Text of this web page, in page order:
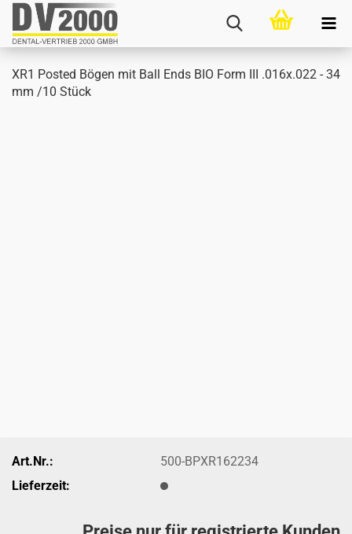
XR1 Posted Bögen mit Ball Ends BIO Form III .016x.022 - 34
mm /10 Stück
Art.Nr.:
500-BPXR162234
Lieferzeit: